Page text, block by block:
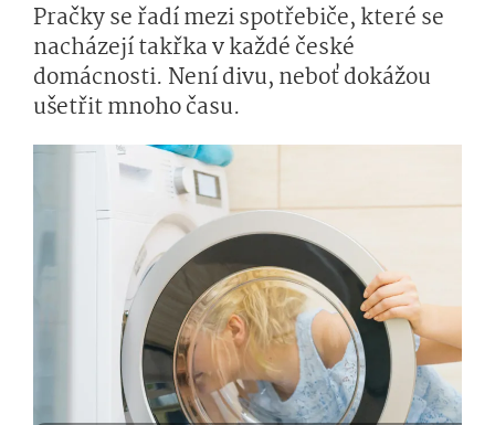
Pračky se řadí mezi spotřebiče, které se
nacházejí takřka v každé české
domácnosti. Není divu, neboť dokážou
ušetřit mnoho času.